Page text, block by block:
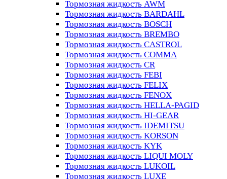
Тормозная жидкость AWM
Тормозная жидкость BARDAHL
Тормозная жидкость BOSCH
Тормозная жидкость BREMBO
Тормозная жидкость CASTROL
Тормозная жидкость COMMA
Тормозная жидкость CR
Тормозная жидкость FEBI
Тормозная жидкость FELIX
Тормозная жидкость FENOX
Тормозная жидкость HELLA-PAGID
Тормозная жидкость HI-GEAR
Тормозная жидкость IDEMITSU
Тормозная жидкость KORSON
Тормозная жидкость KYK
Тормозная жидкость LIQUI MOLY
Тормозная жидкость LUKOIL
Тормозная жидкость LUXE